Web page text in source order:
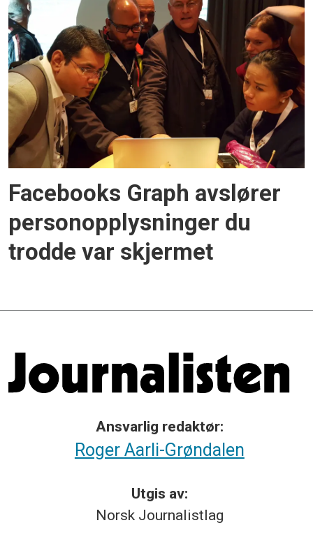
Facebooks Graph avslører
personopplysninger du
trodde var skjermet
Ansvarlig redaktør:
Roger Aarli-Grøndalen
Utgis av:
Norsk Journalistlag